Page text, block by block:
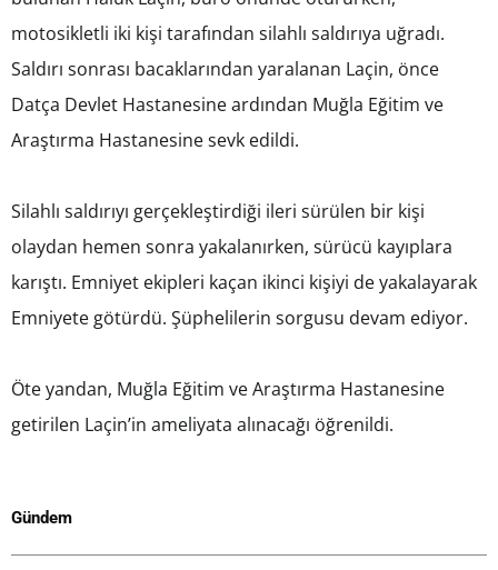
motosikletli iki kişi tarafından silahlı saldırıya uğradı.
Saldırı sonrası bacaklarından yaralanan Laçin, önce
Datça Devlet Hastanesine ardından Muğla Eğitim ve
Araştırma Hastanesine sevk edildi.
Silahlı saldırıyı gerçekleştirdiği ileri sürülen bir kişi
olaydan hemen sonra yakalanırken, sürücü kayıplara
karıştı. Emniyet ekipleri kaçan ikinci kişiyi de yakalayarak
Emniyete götürdü. Şüphelilerin sorgusu devam ediyor.
Öte yandan, Muğla Eğitim ve Araştırma Hastanesine
getirilen Laçin’in ameliyata alınacağı öğrenildi.
Gündem